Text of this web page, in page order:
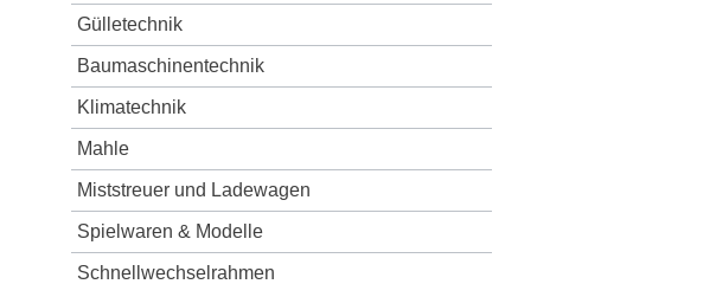
Gülletechnik
Baumaschinentechnik
Klimatechnik
Mahle
Miststreuer und Ladewagen
Spielwaren & Modelle
Schnellwechselrahmen